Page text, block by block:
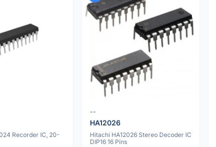
Recorder IC, 20-
--
HA12026
Hitachi HA12026 Stereo Decoder IC
DIP16 16 Pins